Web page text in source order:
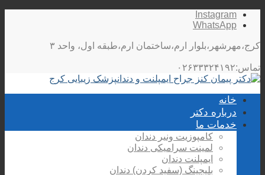
Instagram
WhatsApp
کرج،مهرشهر،بلوار ارم،ساختمان ارم،طبقه اول، واحد ۳
تماس:۰۲۶۳۳۳۲۴۱۹۲
خانه
درباره دکتر
خدمات ما
کامپوزیت ونیر دندان
لمینت سرامیکی دندان
ایمپلنت دندان
بلیچینگ (سفید کردن) دندان